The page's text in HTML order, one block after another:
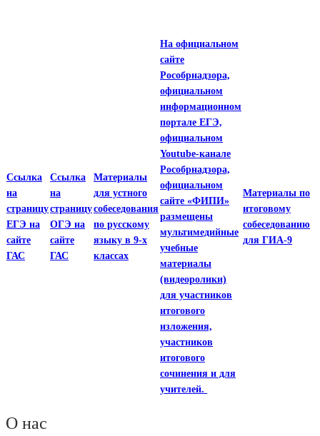
Ссылка
на
страницу
ЕГЭ на
сайте
ГАС
Ссылка
на
страницу
ОГЭ на
сайте
ГАС
Материалы
для устного
собеседования
по русскому
языку в 9-х
классах
На официальном
сайте
Рособрнадзора,
официальном
информационном
портале ЕГЭ,
официальном
Youtube-канале
Рособрнадзора,
официальном
сайте «ФИПИ»
размещены
мультимедийные
учебные
материалы
(видеоролики)
для участников
итогового
изложения,
участников
итогового
сочинения и для
учителей.
Материалы по
итоговому
собеседованию
для ГИА-9
О нас